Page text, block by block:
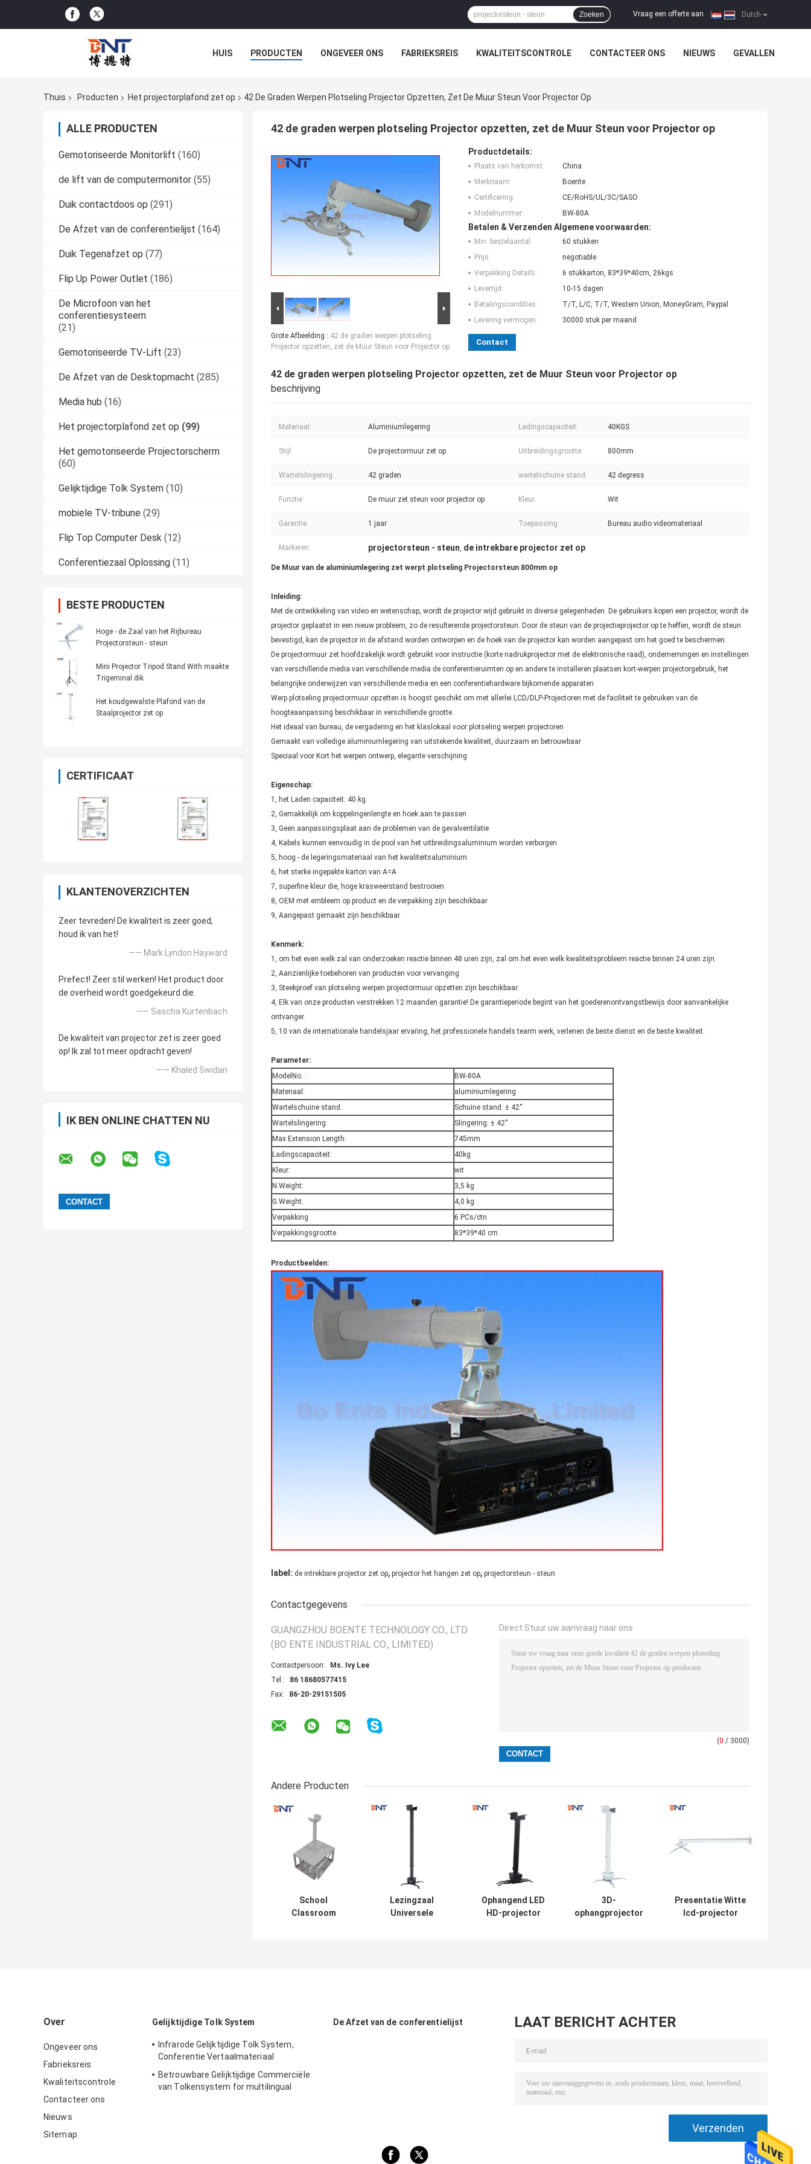
Dutch
Vraag een offerte aan
Zoeken
HUIS PRODUCTEN ONGEVEER ONS FABRIEKSREIS KWALITEITSCONTROLE CONTACTEER ONS NIEUWS GEVALLEN
Thuis
Producten Het projectorplafond zet op 42 De Graden Werpen Plotseling Projector Opzetten, Zet De Muur Steun Voor Projector Op
ALLE PRODUCTEN
Gemotoriseerde Monitorlift (160)
de lift van de computermonitor (55)
Duik contactdoos op (291)
De Afzet van de conferentielijst (164)
Duik Tegenafzet op (77)
Flip Up Power Outlet (186)
De Microfoon van het
conferentiesysteem
(21)
Gemotoriseerde TV-Lift (23)
De Afzet van de Desktopmacht (285)
Media hub (16)
Het projectorplafond zet op (99)
Het gemotoriseerde Projectorscherm
(60)
Gelijktijdige Tolk System (10)
mobiele TV-tribune (29)
Flip Top Computer Desk (12)
Conferentiezaal Oplossing (11)
BESTE PRODUCTEN
Hoge - de Zaal van het Rijbureau
Projectorsteun - steun
Mini Projector Tripod Stand With maakte
Trigeminal dik
Het koudgewalste Plafond van de
Staalprojector zet op
CERTIFICAAT
KLANTENOVERZICHTEN
Zeer tevreden! De kwaliteit is zeer goed,
houd ik van het!
—— Mark Lyndon Hayward
Prefect! Zeer stil werken! Het product door
de overheid wordt goedgekeurd die.
—— Sascha Kurtenbach
De kwaliteit van projector zet is zeer goed
op! Ik zal tot meer opdracht geven!
—— Khaled Swidan
IK BEN ONLINE CHATTEN NU
42 de graden werpen plotseling Projector opzetten, zet de Muur Steun voor Projector op
Grote Afbeelding : 42 de graden werpen plotseling
Projector opzetten, zet de Muur Steun voor Projector op
Productdetails:
Plaats van herkomst:
China
Merknaam:
Boente
Certificering:
CE/RoHS/UL/3C/SASO
Modelnummer:
BW-80A
Betalen & Verzenden Algemene voorwaarden:
Min. bestelaantal:
60 stukken
Prijs:
negotiable
Verpakking Details:
6 stukkarton, 83*39*40cm, 26kgs
Levertijd:
10-15 dagen
Betalingscondities:
T/T, L/C, T/T, Western Union, MoneyGram, Paypal
Levering vermogen:
30000 stuk per maand
Contact
42 de graden werpen plotseling Projector opzetten, zet de Muur Steun voor Projector op
beschrijving
Materiaal: Aluminiumlegering Ladingscapaciteit: 40KGS
Stijl: De projectormuur zet op Uitbreidingsgrootte: 800mm
Wartelslingering: 42 graden wartelschuine stand: 42 degress
Functie: De muur zet steun voor projector op Kleur: Wit
Garantie: 1 jaar Toepassing: Bureau audio videomateriaal
Markeren: projectorsteun - steun, de intrekbare projector zet op
De Muur van de aluminiumlegering zet werpt plotseling Projectorsteun 800mm op
Inleiding:
Met de ontwikkeling van video en wetenschap, wordt de projector wijd gebruikt in diverse gelegenheden. De gebruikers kopen een projector, wordt de
projector geplaatst in een nieuw probleem, zo de resulterende projectorsteun. Door de steun van de projectieprojector op te heffen, wordt de steun
bevestigd, kan de projector in de afstand worden ontworpen en de hoek van de projector kan worden aangepast om het goed te beschermen.
De projectormuur zet hoofdzakelijk wordt gebruikt voor instructie (korte nadrukprojector met de elektronische raad), ondernemingen en instellingen
van verschillende media van verschillende media de conferentieruimten op en andere te installeren plaatsen kort-werpen projectorgebruik, het
belangrijke onderwijzen van verschillende media en een conferentiehardware bijkomende apparaten
Werp plotseling projectormuur opzetten is hoogst geschikt om met allerlei LCD/DLP-Projectoren met de faciliteit te gebruiken van de
hoogteaanpassing beschikbaar in verschillende grootte.
Het ideaal van bureau, de vergadering en het klaslokaal voor plotseling werpen projectoren
Gemaakt van volledige aluminiumlegering van uitstekende kwaliteit, duurzaam en betrouwbaar
Speciaal voor Kort het werpen ontwerp, elegante verschijning
Eigenschap:
1, het Laden capaciteit: 40 kg.
2, Gemakkelijk om koppelingenlengte en hoek aan te passen
3, Geen aanpassingsplaat aan de problemen van de gevalventilatie
4, Kabels kunnen eenvoudig in de pool van het uitbreidingsaluminium worden verborgen
5, hoog - de legeringsmateriaal van het kwaliteitsaluminium
6, het sterke ingepakte karton van A=A
7, superfine kleur die, hoge krasweerstand bestrooien
8, OEM met embleem op product en de verpakking zijn beschikbaar
9, Aangepast gemaakt zijn beschikbaar
Kenmerk:
1, om het even welk zal van onderzoeken reactie binnen 48 uren zijn, zal om het even welk kwaliteitsprobleem reactie binnen 24 uren zijn.
2, Aanzienlijke toebehoren van producten voor vervanging
3, Steekproef van plotseling werpen projectormuur opzetten zijn beschikbaar.
4, Elk van onze producten verstrekken 12 maanden garantie! De garantieperiode begint van het goederenontvangstbewijs door aanvankelijke
ontvanger.
5, 10 van de internationale handelsjaar ervaring, het professionele handels tearm werk, verlenen de beste dienst en de beste kwaliteit.
Parameter:
ModelNo. :
BW-80A
Materiaal:
aluminiumlegering
Wartelschuine stand:
Schuine stand: ± 42˚
Wartelslingering:
Slingering: ± 42˚
Max Extension Length:
745mm
Ladingscapaciteit:
40kg
Kleur:
wit
N.Weight:
3,5 kg
G.Weight:
4,0 kg
Verpakking
6 PCs/ctn
Verpakkingsgrootte
83*39*40 cm
Productbeelden:
label: de intrekbare projector zet op, projector het hangen zet op, projectorsteun - steun
Contactgegevens
GUANGZHOU BOENTE TECHNOLOGY CO., LTD
(BO ENTE INDUSTRIAL CO., LIMITED)
Contactpersoon:
Ms. Ivy Lee
Tel.:
86 18680577415
Fax:
86-20-29151505
Direct Stuur uw aanvraag naar ons
(0 / 3000)
Andere Producten
School
Classroom
Lezingzaal
Universele
Ophangend LED
HD-projector
3D-
ophangprojector
Presentatie Witte
lcd-projector
Over
Ongeveer ons
Fabrieksreis
Kwaliteitscontrole
Contacteer ons
Nieuws
Sitemap
Gelijktijdige Tolk System
Infrarode Gelijktijdige Tolk System,
Conferentie Vertaalmateriaal
Betrouwbare Gelijktijdige Commerciële
van Tolkensystem for multilingual
De Afzet van de conferentielijst LAAT BERICHT ACHTER